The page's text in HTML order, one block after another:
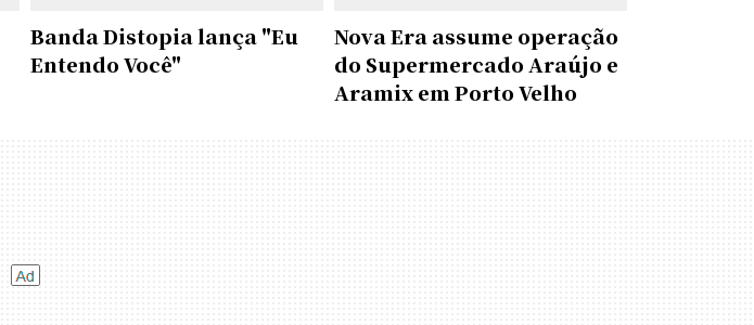
Banda Distopia lança "Eu
Entendo Você"
Nova Era assume operação
do Supermercado Araújo e
Aramix em Porto Velho